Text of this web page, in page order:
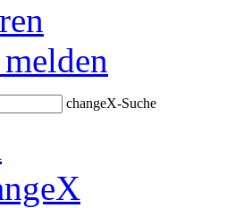
changeX-Suche